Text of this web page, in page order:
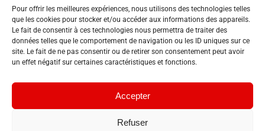
Pour offrir les meilleures expériences, nous utilisons des technologies telles
que les cookies pour stocker et/ou accéder aux informations des appareils.
Le fait de consentir à ces technologies nous permettra de traiter des
données telles que le comportement de navigation ou les ID uniques sur ce
site. Le fait de ne pas consentir ou de retirer son consentement peut avoir
un effet négatif sur certaines caractéristiques et fonctions.
Accepter
Refuser
Email : contact@sosnuisibles85.fr
SIRET :89455533300018